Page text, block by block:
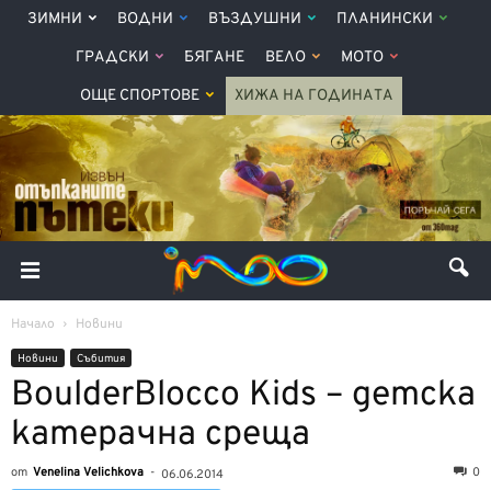
ЗИМНИ ВОДНИ ВЪЗДУШНИ ПЛАНИНСКИ
ГРАДСКИ БЯГАНЕ ВЕЛО МОТО
ОЩЕ СПОРТОВЕ ХИЖА НА ГОДИНАТА
Начало Новини
Новини Събития
BoulderBlocco Kids – детска
катерачна среща
от Venelina Velichkova - 06.06.2014 0